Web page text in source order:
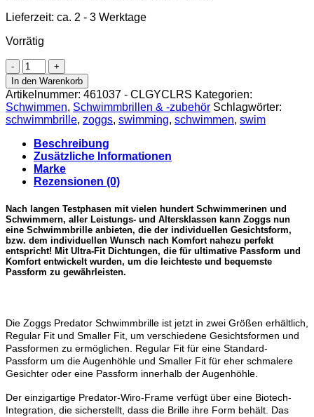
Lieferzeit: ca. 2 - 3 Werktage
Vorrätig
Zoggs
PREDATOR-
Smaller
Profile
Fit-
Schwimmbrille
-
Clear
/
Grey
Clear
Menge
In den Warenkorb
Artikelnummer: 461037 - CLGYCLRS Kategorien:
Schwimmen, Schwimmbrillen & -zubehör Schlagwörter:
schwimmbrille, zoggs, swimming, schwimmen, swim
Beschreibung
Zusätzliche Informationen
Marke
Rezensionen (0)
Nach langen Testphasen mit vielen hundert Schwimmerinen und
Schwimmern, aller Leistungs- und Altersklassen kann Zoggs nun
eine Schwimmbrille anbieten, die der individuellen Gesichtsform,
bzw. dem individuellen Wunsch nach Komfort nahezu perfekt
entspricht! Mit Ultra-Fit Dichtungen, die für ultimative Passform und
Komfort entwickelt wurden, um die leichteste und bequemste
Passform zu gewährleisten.
Die Zoggs Predator Schwimmbrille ist jetzt in zwei Größen erhältlich,
Regular Fit und Smaller Fit, um verschiedene Gesichtsformen und
Passformen zu ermöglichen. Regular Fit für eine Standard-
Passform um die Augenhöhle und Smaller Fit für eher schmalere
Gesichter oder eine Passform innerhalb der Augenhöhle.
Der einzigartige Predator-Wiro-Frame verfügt über eine Biotech-
Integration, die sicherstellt, dass die Brille ihre Form behält. Das